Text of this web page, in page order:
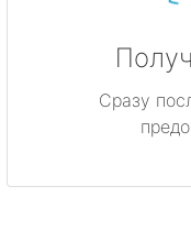
Сразу